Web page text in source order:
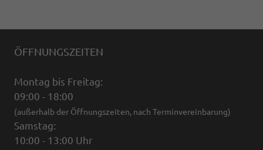
ÖFFNUNGSZEITEN
Montag bis Freitag:
09:00 - 18:00
(außerhalb der Öffnungszeiten, nach Terminvereinbarung)
Samstag:
10:00 - 13:00 Uhr